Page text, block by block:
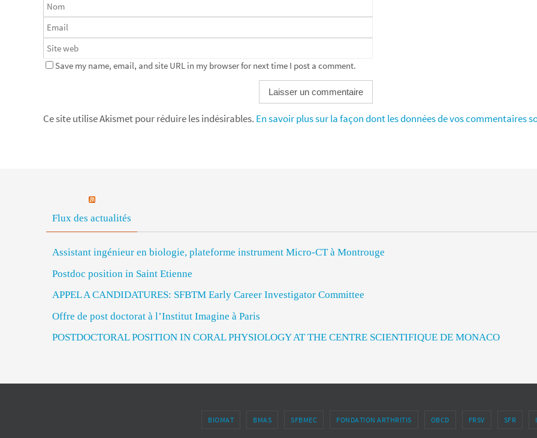
Save my name, email, and site URL in my browser for next time I post a comment.
Ce site utilise Akismet pour réduire les indésirables. En savoir plus sur la façon dont les données de vos commentaires
Flux des actualités
Assistant ingénieur en biologie, plateforme instrument Micro-CT à Montrouge
Postdoc position in Saint Etienne
APPEL A CANDIDATURES: SFBTM Early Career Investigator Committee
Offre de post doctorat à l’Institut Imagine à Paris
POSTDOCTORAL POSITION IN CORAL PHYSIOLOGY AT THE CENTRE SCIENTIFIQUE DE MONACO
BIOMAT BMAS SFBMEC FONDATION ARTHRITIS OBCD FRSV SFR